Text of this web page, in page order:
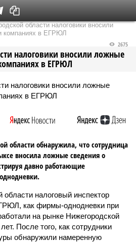
в Кирове
области налоговики вносили
компаниях в ЕГРЮЛ
налоговики вносили ложные
в ЕГРЮЛ
2675
области обнаружила, что сотрудница
вносила ложные сведения о
давно работающие
налоговый инспектор
как фирмы-однодневки при
на рынке Нижегородской
После того, как сотрудники
обнаружили намеренную